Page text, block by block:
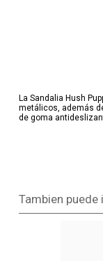
La Sandalia Hush
metálicos, además
de goma
Tambien puede